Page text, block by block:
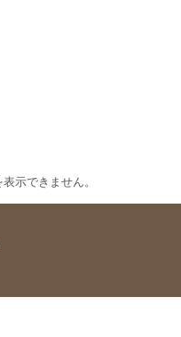
示できません。